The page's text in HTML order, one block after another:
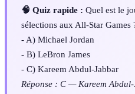
🧠 Quiz rapide : Quel est le
sélections aux All-Star Games
- A) Michael Jordan
- B) LeBron James
- C) Kareem Abdul-Jabbar
Réponse : C — Kareem